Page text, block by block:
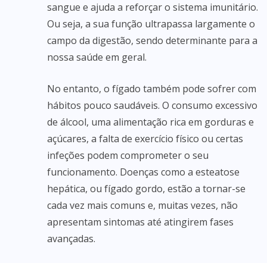
sangue e ajuda a reforçar o sistema imunitário.
Ou seja, a sua função ultrapassa largamente o
campo da digestão, sendo determinante para a
nossa saúde em geral.
No entanto, o fígado também pode sofrer com
hábitos pouco saudáveis. O consumo excessivo
de álcool, uma alimentação rica em gorduras e
açúcares, a falta de exercício físico ou certas
infeções podem comprometer o seu
funcionamento. Doenças como a esteatose
hepática, ou fígado gordo, estão a tornar-se
cada vez mais comuns e, muitas vezes, não
apresentam sintomas até atingirem fases
avançadas.